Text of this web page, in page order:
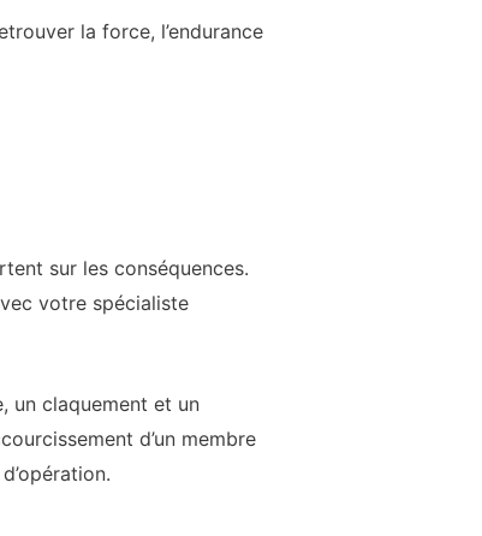
la force, l’endurance
sur les conséquences.
votre spécialiste
un claquement et un
d’un membre